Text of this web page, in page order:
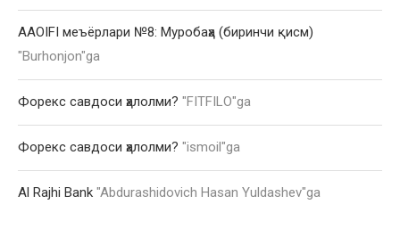
AAOIFI меъёрлари №8: Муробаҳа (биринчи қисм)
"Burhonjon"ga
Форекс савдоси ҳалолми? "FITFILO"ga
Форекс савдоси ҳалолми? "ismoil"ga
Al Rajhi Bank "Abdurashidovich Hasan Yuldashev"ga